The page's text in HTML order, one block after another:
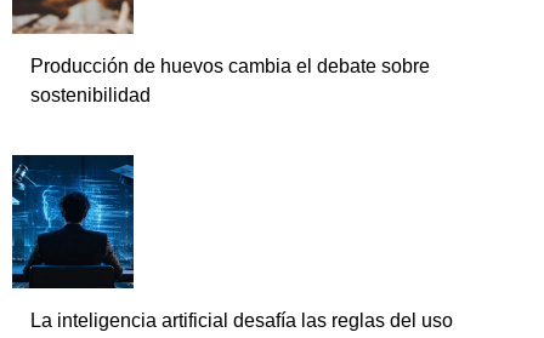
Producción de huevos cambia el debate sobre
sostenibilidad
La inteligencia artificial desafía las reglas del uso